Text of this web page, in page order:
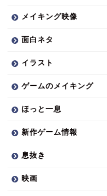
メイキング映像
面白ネタ
イラスト
ゲームのメイキング
ほっと一息
新作ゲーム情報
息抜き
映画